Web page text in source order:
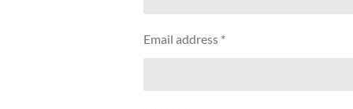
Email address *